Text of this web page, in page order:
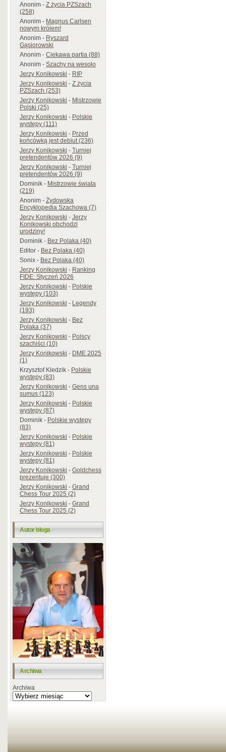
Anonim-Z życia PZSzach
(258)
Anonim-Magnus Carlsen
nowym królem!
Anonim-Ryszard
Gąsiorowski
Anonim-Ciekawa partia (88)
Anonim-Szachy na wesoło
Jerzy Konikowski-RIP
Jerzy Konikowski-Z życia
PZSzach (253)
Jerzy Konikowski-Mistrzowie
Polski (25)
Jerzy Konikowski-Polskie
występy (111)
Jerzy Konikowski-Przed
końcówką jest debiut (236)
Jerzy Konikowski-Turniej
pretendentów 2026 (9)
Jerzy Konikowski-Turniej
pretendentów 2026 (9)
Dominik-Mistrzowie świata
(219)
Anonim-Żydowska
Encyklopedia Szachowa (7)
Jerzy Konikowski-Jerzy
Konikowski obchodzi
urodziny!
Dominik-Bez Polaka (40)
Editor-Bez Polaka (40)
Sonix-Bez Polaka (40)
Jerzy Konikowski-Ranking
FIDE: Styczeń 2026
Jerzy Konikowski-Polskie
występy (103)
Jerzy Konikowski-Legendy
(193)
Jerzy Konikowski-Bez
Polaka (37)
Jerzy Konikowski-Polscy
szachiści (10)
Jerzy Konikowski-DME 2025
(1)
Krzysztof Kledzik-Polskie
występy (83)
Jerzy Konikowski-Gens una
sumus (123)
Jerzy Konikowski-Polskie
występy (87)
Dominik-Polskie występy
(83)
Jerzy Konikowski-Polskie
występy (81)
Jerzy Konikowski-Polskie
występy (81)
Jerzy Konikowski-Goldchess
prezentuje (300)
Jerzy Konikowski-Grand
Chess Tour 2025 (2)
Jerzy Konikowski-Grand
Chess Tour 2025 (2)
Autor bloga
Archiwa
Archiwa